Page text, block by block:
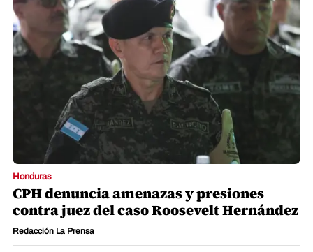
Honduras
CPH denuncia amenazas y presiones
contra juez del caso Roosevelt Hernández
Redacción La Prensa